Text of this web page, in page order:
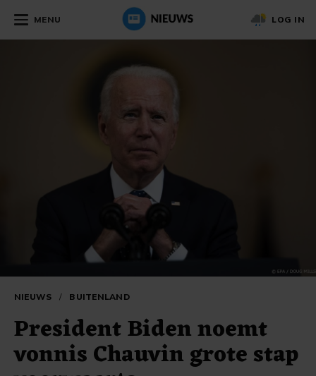
MENU LOG IN
NIEUWS / BUITENLAND
President Biden noemt
vonnis Chauvin grote stap